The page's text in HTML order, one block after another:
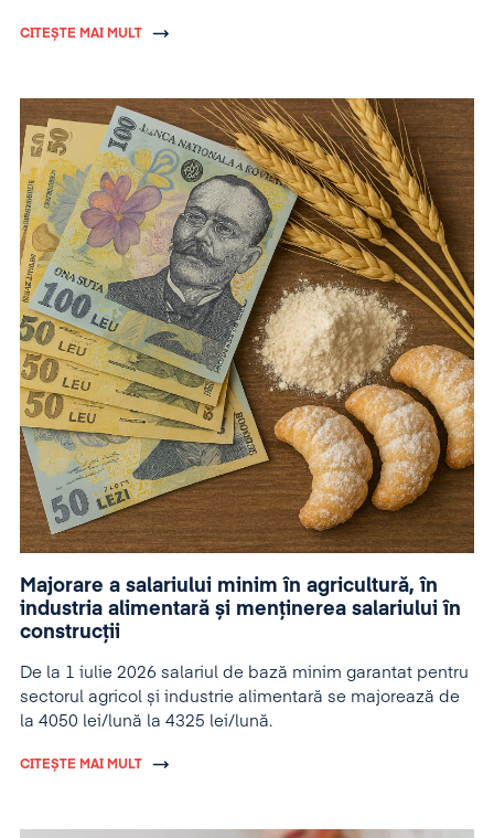
CITEȘTE MAI MULT
Majorare a salariului minim în agricultură, în
industria alimentară și menținerea salariului în
construcții
De la 1 iulie 2026 salariul de bază minim garantat pentru
sectorul agricol și industrie alimentară se majorează de
la 4050 lei/lună la 4325 lei/lună.
CITEȘTE MAI MULT